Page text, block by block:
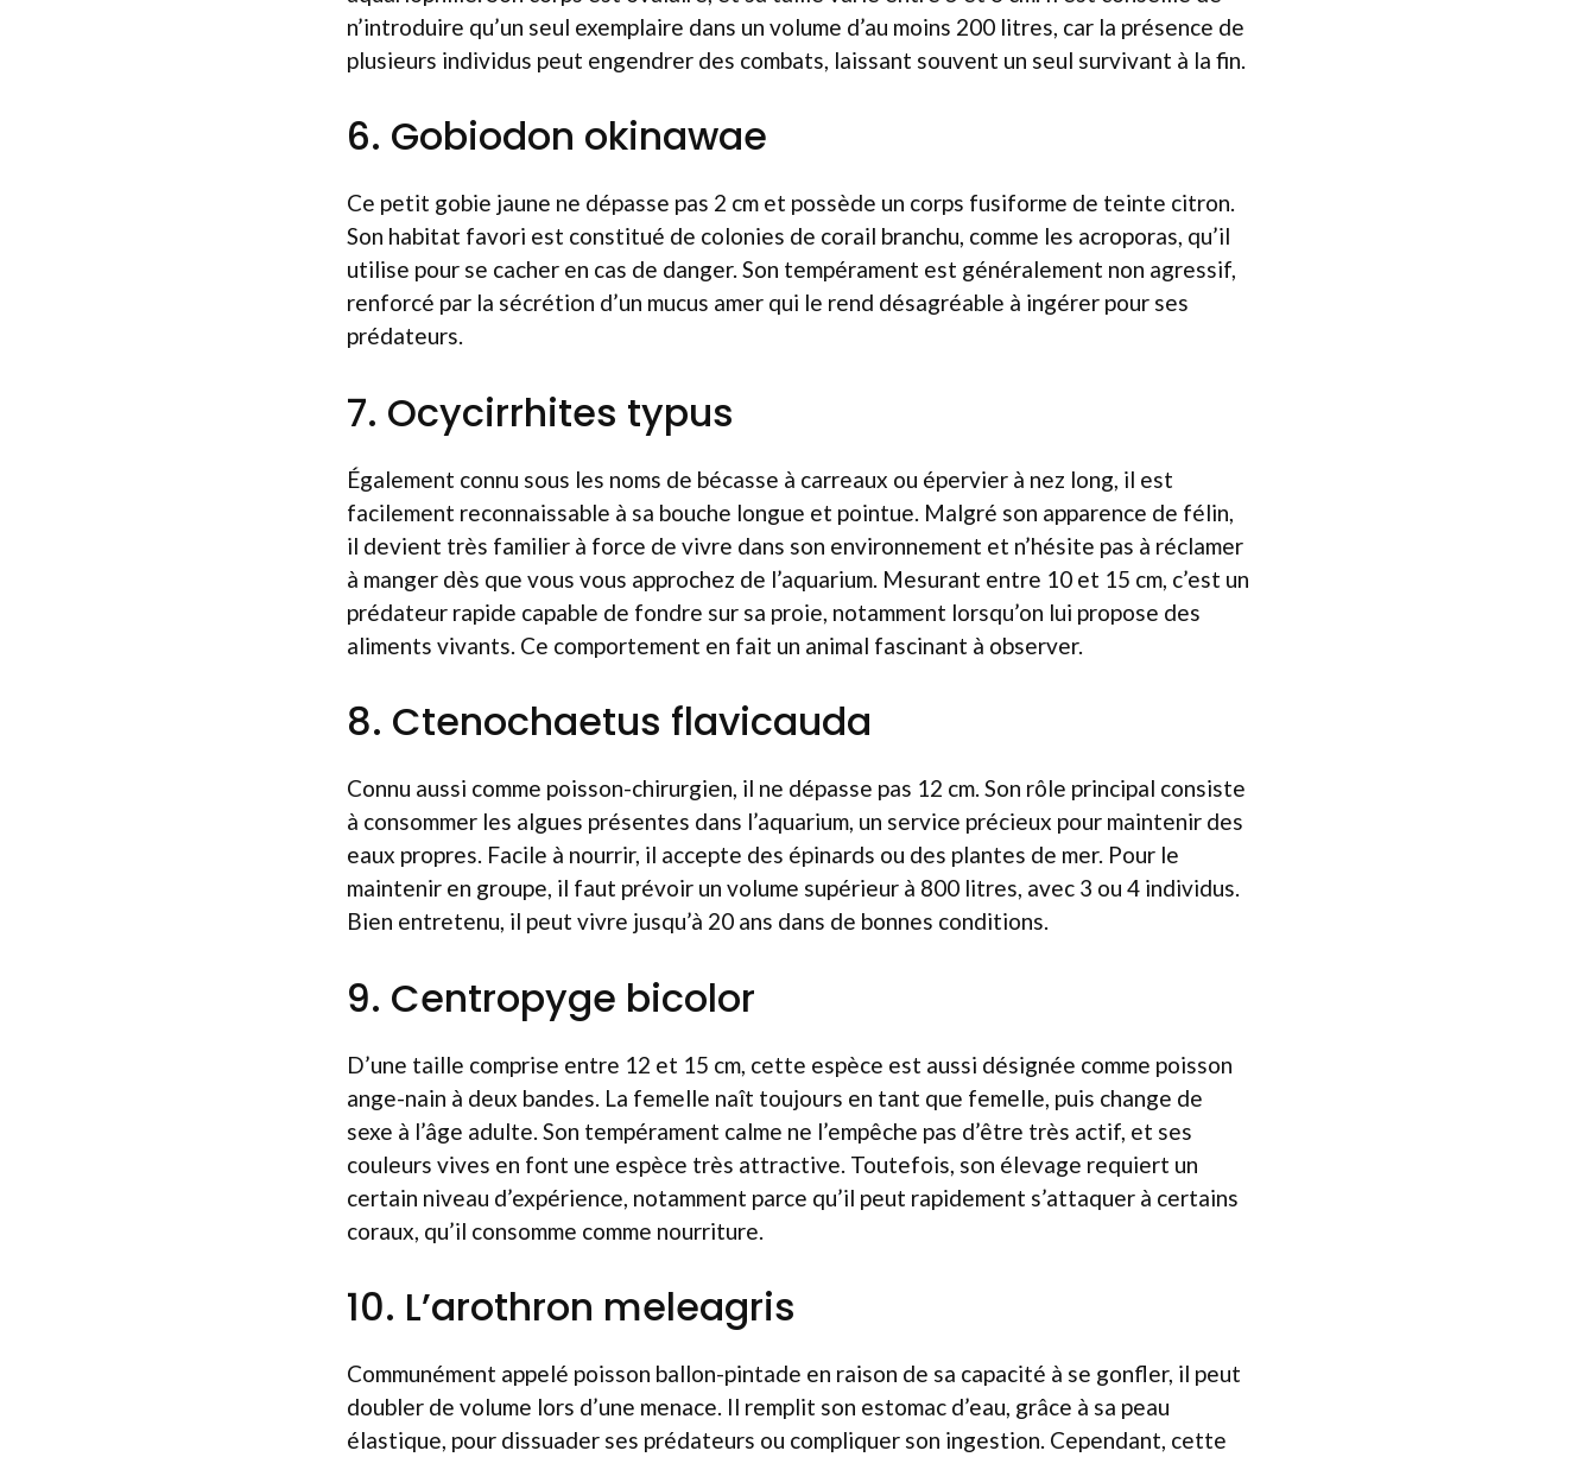
n’introduire qu’un seul exemplaire dans un volume d’au moins 200 litres, car la présence de
plusieurs individus peut engendrer des combats, laissant souvent un seul survivant à la fin.
6. Gobiodon okinawae
Ce petit gobie jaune ne dépasse pas 2 cm et possède un corps fusiforme de teinte citron.
Son habitat favori est constitué de colonies de corail branchu, comme les acroporas, qu’il
utilise pour se cacher en cas de danger. Son tempérament est généralement non agressif,
renforcé par la sécrétion d’un mucus amer qui le rend désagréable à ingérer pour ses
prédateurs.
7. Ocycirrhites typus
Également connu sous les noms de bécasse à carreaux ou épervier à nez long, il est
facilement reconnaissable à sa bouche longue et pointue. Malgré son apparence de félin,
il devient très familier à force de vivre dans son environnement et n’hésite pas à réclamer
à manger dès que vous vous approchez de l’aquarium. Mesurant entre 10 et 15 cm, c’est un
prédateur rapide capable de fondre sur sa proie, notamment lorsqu’on lui propose des
aliments vivants. Ce comportement en fait un animal fascinant à observer.
8. Ctenochaetus flavicauda
Connu aussi comme poisson-chirurgien, il ne dépasse pas 12 cm. Son rôle principal consiste
à consommer les algues présentes dans l’aquarium, un service précieux pour maintenir des
eaux propres. Facile à nourrir, il accepte des épinards ou des plantes de mer. Pour le
maintenir en groupe, il faut prévoir un volume supérieur à 800 litres, avec 3 ou 4 individus.
Bien entretenu, il peut vivre jusqu’à 20 ans dans de bonnes conditions.
9. Centropyge bicolor
D’une taille comprise entre 12 et 15 cm, cette espèce est aussi désignée comme poisson
ange-nain à deux bandes. La femelle naît toujours en tant que femelle, puis change de
sexe à l’âge adulte. Son tempérament calme ne l’empêche pas d’être très actif, et ses
couleurs vives en font une espèce très attractive. Toutefois, son élevage requiert un
certain niveau d’expérience, notamment parce qu’il peut rapidement s’attaquer à certains
coraux, qu’il consomme comme nourriture.
10. L’arothron meleagris
Communément appelé poisson ballon-pintade en raison de sa capacité à se gonfler, il peut
doubler de volume lors d’une menace. Il remplit son estomac d’eau, grâce à sa peau
élastique, pour dissuader ses prédateurs ou compliquer son ingestion. Cependant, cette